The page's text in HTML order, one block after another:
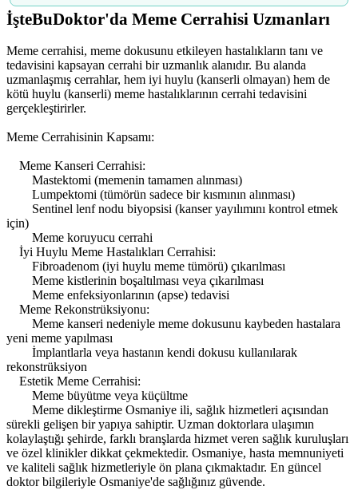
İşteBuDoktor'da Meme Cerrahisi Uzmanları
Meme cerrahisi, meme dokusunu etkileyen hastalıkların tanı ve
tedavisini kapsayan cerrahi bir uzmanlık alanıdır. Bu alanda
uzmanlaşmış cerrahlar, hem iyi huylu (kanserli olmayan) hem de
kötü huylu (kanserli) meme hastalıklarının cerrahi tedavisini
gerçekleştirirler.
Meme Cerrahisinin Kapsamı:
Meme Kanseri Cerrahisi:
Mastektomi (memenin tamamen alınması)
Lumpektomi (tümörün sadece bir kısmının alınması)
Sentinel lenf nodu biyopsisi (kanser yayılımını kontrol etmek
için)
Meme koruyucu cerrahi
İyi Huylu Meme Hastalıkları Cerrahisi:
Fibroadenom (iyi huylu meme tümörü) çıkarılması
Meme kistlerinin boşaltılması veya çıkarılması
Meme enfeksiyonlarının (apse) tedavisi
Meme Rekonstrüksiyonu:
Meme kanseri nedeniyle meme dokusunu kaybeden hastalara
yeni meme yapılması
İmplantlarla veya hastanın kendi dokusu kullanılarak
rekonstrüksiyon
Estetik Meme Cerrahisi:
Meme büyütme veya küçültme
Meme dikleştirme Osmaniye ili, sağlık hizmetleri açısından
sürekli gelişen bir yapıya sahiptir. Uzman doktorlara ulaşımın
kolaylaştığı şehirde, farklı branşlarda hizmet veren sağlık kuruluşları
ve özel klinikler dikkat çekmektedir. Osmaniye, hasta memnuniyeti
ve kaliteli sağlık hizmetleriyle ön plana çıkmaktadır. En güncel
doktor bilgileriyle Osmaniye'de sağlığınız güvende.